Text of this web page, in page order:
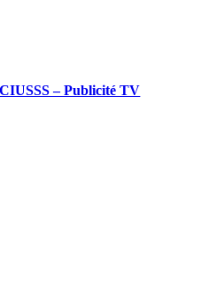
CIUSSS – Publicité TV